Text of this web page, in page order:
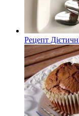
Рецепт